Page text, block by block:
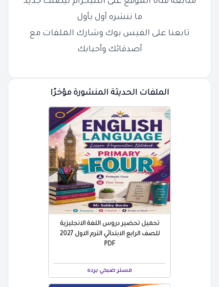
ما ننشره أول بأول
تابعنا على الفيس بوك وشارك الملفات مع
أصدقائك وأحبابك
الملفات الحديثة المنشورة مؤخرًا
تحميل تحضير دروس اللغة الانجليزية
للصف الرابع الابتدائي الترم الاول 2027
PDF
مستر صبحي برده